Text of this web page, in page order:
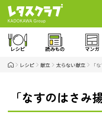
レシピ 読みもの マンガ
レシピ 献立 太らない献立 「
「なすのはさみ